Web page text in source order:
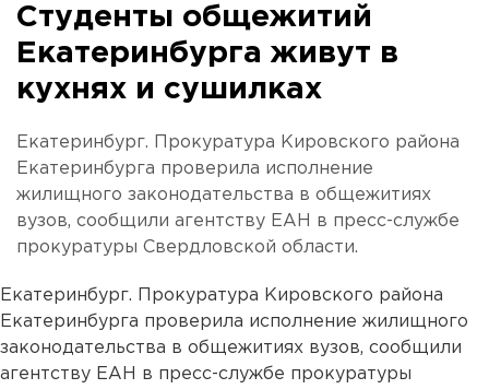
Студенты общежитий
Екатеринбурга живут в
кухнях и сушилках
Екатеринбург. Прокуратура Кировского района
Екатеринбурга проверила исполнение
жилищного законодательства в общежитиях
вузов, сообщили агентству ЕАН в пресс-службе
прокуратуры Свердловской области.
Екатеринбург. Прокуратура Кировского района
Екатеринбурга проверила исполнение жилищного
законодательства в общежитиях вузов, сообщили
агентству ЕАН в пресс-службе прокуратуры